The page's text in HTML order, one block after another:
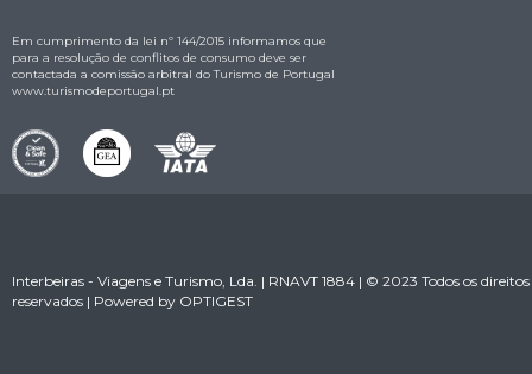
Em cumprimento da lei nº 144/2015 informamos que
para a resolução de conflitos de consumo deve ser
contactada a comissão arbitral do Turismo de Portugal
www.turismodeportugal.pt
Interbeiras - Viagens e Turismo, Lda. | RNAVT 1884 | © 2023 Todos os direitos
reservados | Powered by OPTIGEST